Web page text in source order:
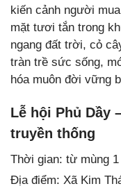
kiến cảnh người
mặt tươi tắn trong
ngang đất trời, cỏ
tràn trề sức sống,
hóa muôn đời vững
Lễ hội Phủ Dầy
truyền thống
Thời gian: từ mùng
Địa điểm: Xã Kim